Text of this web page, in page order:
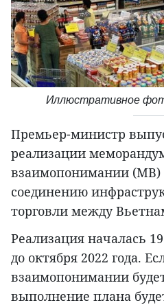
Иллюстративное
Премьер-министр
реализации
взаимопонимании (МВ)
соединению
торговли между
Реализация началась
до октября 2022 года.
взаимопонимании
выполнение плана